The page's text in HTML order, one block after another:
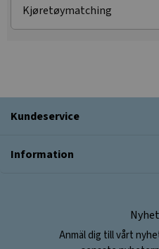
Kjøretøymatching
Kundeservice
Information
Anmäl dig till vårt